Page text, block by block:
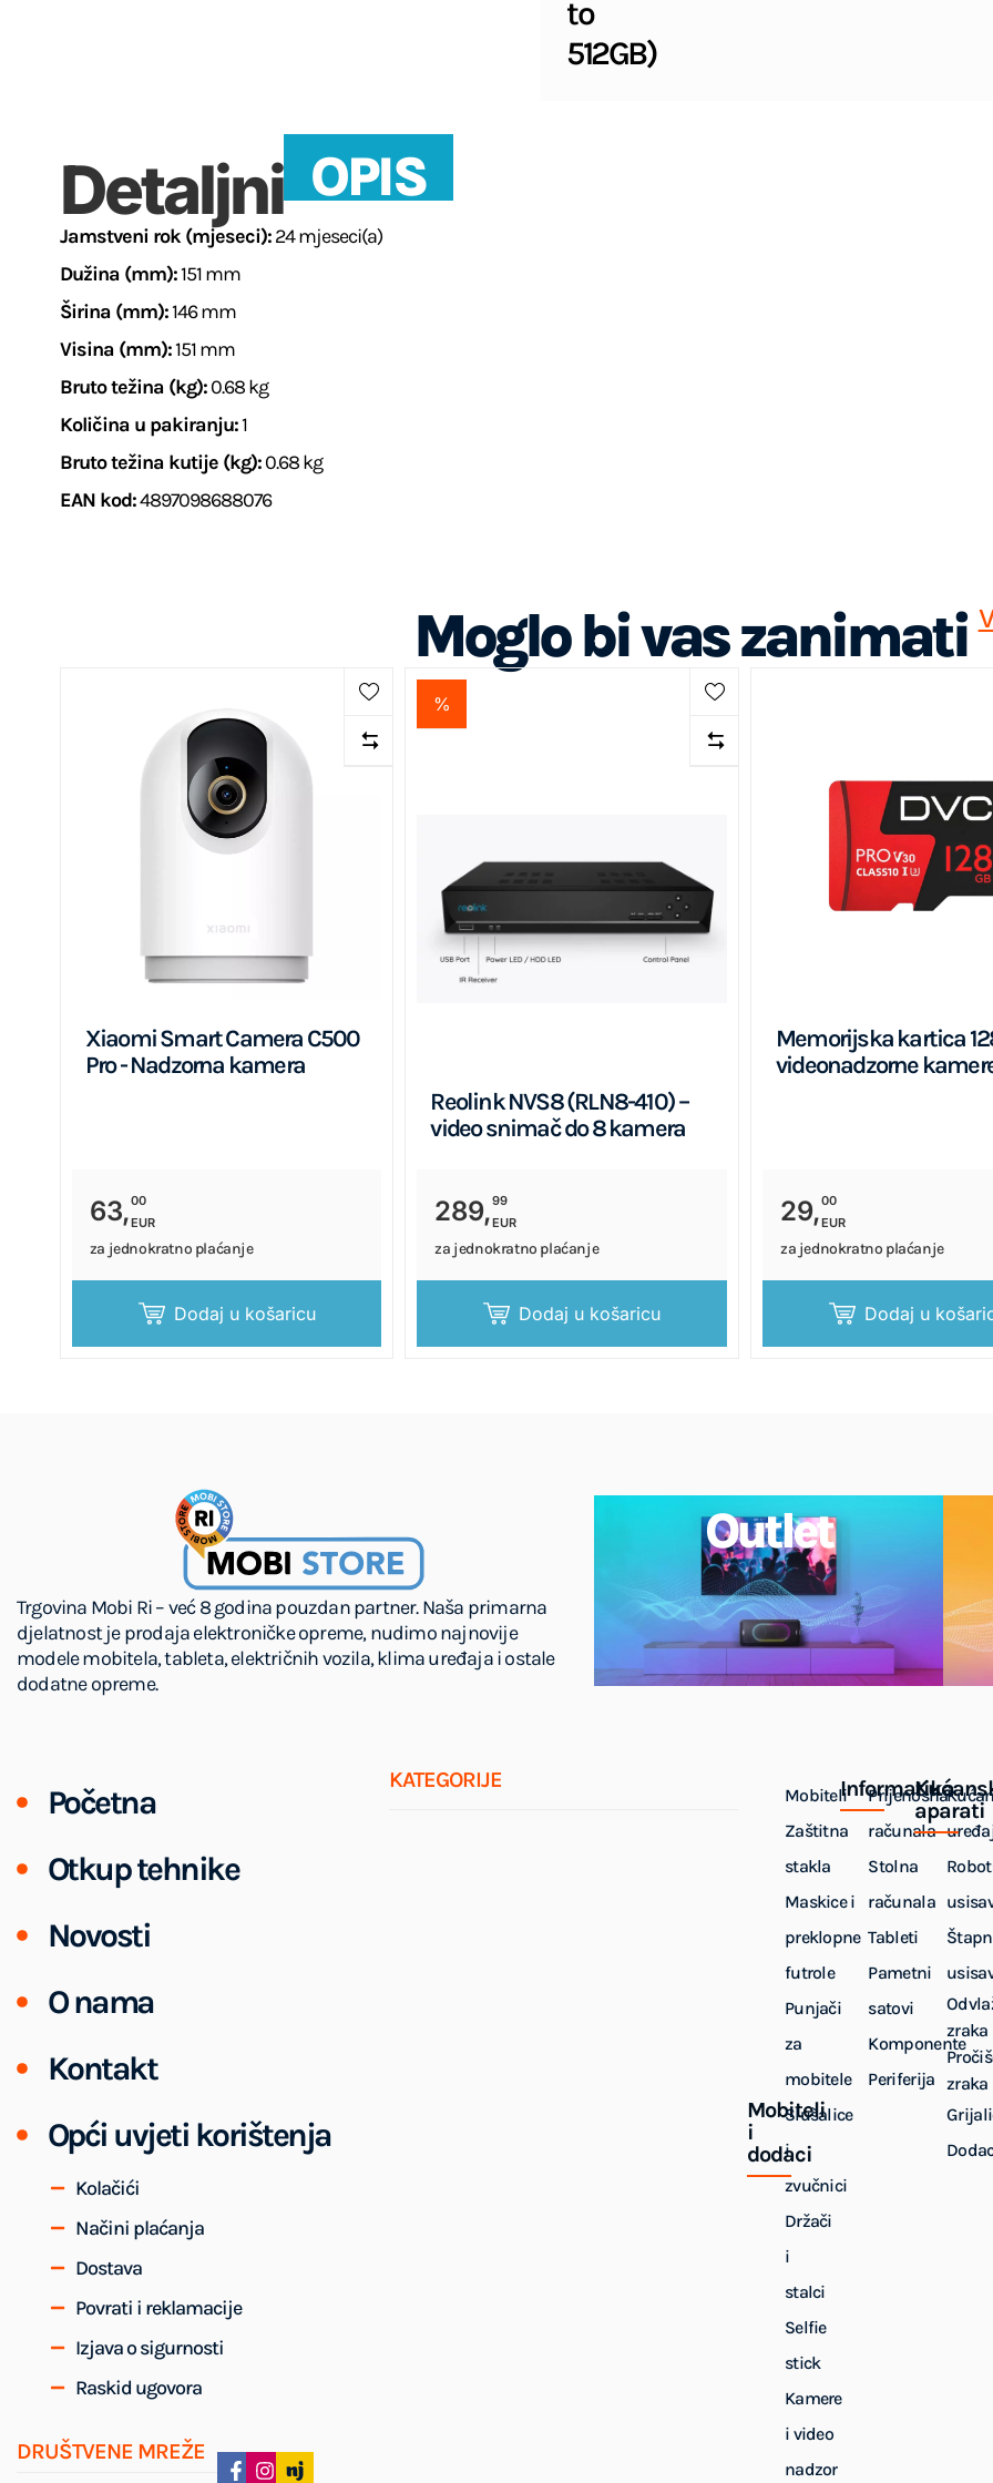
to
512GB)
Detaljni OPIS
Jamstveni rok (mjeseci):24 mjeseci(a)
Dužina (mm):151 mm
Širina (mm):146 mm
Visina (mm):151 mm
Bruto težina (kg):0.68 kg
Količina u pakiranju:1
Bruto težina kutije (kg):0.68 kg
EAN kod:4897098688076
Moglo bi vas zanimati
Xiaomi Smart Camera C500
Pro - Nadzorna kamera
63,00
EUR
za jednokratno plaćanje
Dodaj u košaricu
%
Reolink NVS8 (RLN8-410) –
video snimač do 8 kamera
289,99
EUR
za jednokratno plaćanje
Dodaj u košaricu
Memorijska kartica
videonadzorne
29,00
EUR
za jednokratno plaćanje
Dodaj u
Trgovina Mobi Ri – već 8 godina pouzdan partner. Naša primarna
djelatnost je prodaja elektroničke opreme, nudimo najnovije
modele mobitela, tableta, električnih vozila, klima uređaja i ostale
dodatne opreme.
Outlet
Početna
Otkup tehnike
Novosti
O nama
Kontakt
Opći uvjeti korištenja
Kolačići
Načini plaćanja
Dostava
Povrati i reklamacije
Izjava o sigurnosti
Raskid ugovora
DRUŠTVENE MREŽE
KATEGORIJE
Mobiteli
i
dodaci
Mobiteli
Zaštitna
stakla
Maskice i
preklopne
futrole
Punjači
za
mobitele
Slušalice
i
zvučnici
Držači
i
stalci
Selfie
stick
Kamere
i video
nadzor
Informatika
Prijenosna
računala
Stolna
računala
Tableti
Pametni
satovi
Komponente
Periferija
aparati
zraka
zraka